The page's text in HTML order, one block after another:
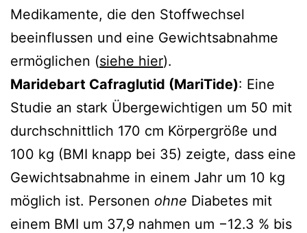
Medikamente, die den Stoffwechsel
beeinflussen und eine Gewichtsabnahme
ermöglichen (siehe hier).
Maridebart Cafraglutid (MariTide): Eine
Studie an stark Übergewichtigen um 50 mit
durchschnittlich 170 cm Körpergröße und
100 kg (BMI knapp bei 35) zeigte, dass eine
Gewichtsabnahme in einem Jahr um 10 kg
möglich ist. Personen ohne Diabetes mit
einem BMI um 37,9 nahmen um −12.3 % bis